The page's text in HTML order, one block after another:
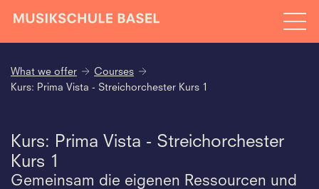
What we offer
Courses
Kurs: Prima Vista - Streichorchester Kurs 1
Kurs: Prima Vista - Streichorchester
Kurs 1
Gemeinsam die eigenen Ressourcen und